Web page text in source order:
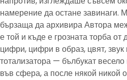
намерение да остане завинаги.
бързаща да архивира Автора
е той и къде е грозната торба
цифри, цифри в образ, цвят, звук
тотализатора — бълбукат
във сфера, а после някой никой